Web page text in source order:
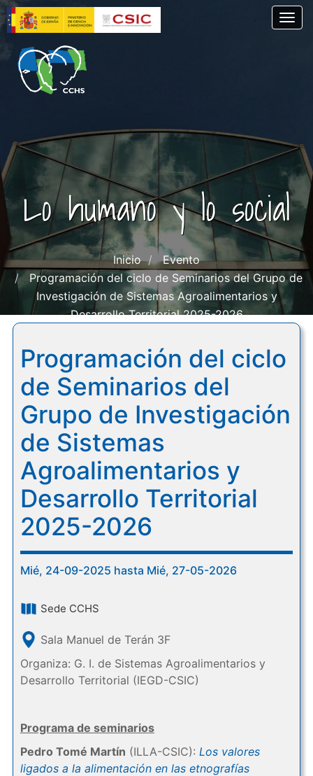
Pasar
al
contenido
principal
Lo humano y lo social
Inicio
Evento
Programación del ciclo de Seminarios del Grupo de
Investigación de Sistemas Agroalimentarios y
Desarrollo Territorial 2025-2026
Programación del ciclo
de Seminarios del
Grupo de Investigación
de Sistemas
Agroalimentarios y
Desarrollo Territorial
2025-2026
Mié, 24-09-2025 hasta Mié, 27-05-2026
Sede CCHS
Sala Manuel de Terán 3F
Organiza: G. I. de Sistemas Agroalimentarios y
Desarrollo Territorial (IEGD-CSIC)
Programa de seminarios
Pedro Tomé Martín (ILLA-CSIC): Los valores
ligados a la alimentación en las etnografías